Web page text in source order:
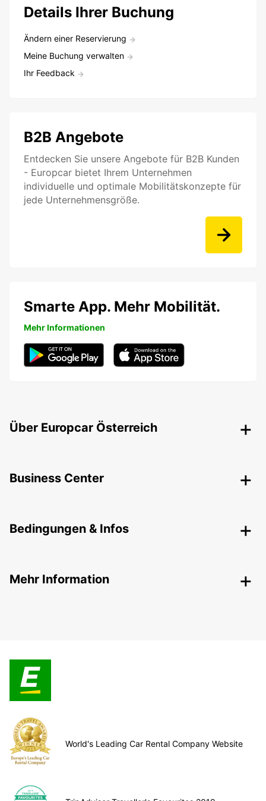
Details Ihrer Buchung
Ändern einer Reservierung
Meine Buchung verwalten
Ihr Feedback
B2B Angebote
Entdecken Sie unsere Angebote für B2B Kunden
- Europcar bietet Ihrem Unternehmen
individuelle und optimale Mobilitätskonzepte für
jede Unternehmensgröße.
Smarte App. Mehr Mobilität.
Mehr Informationen
Über Europcar Österreich
Business Center
Bedingungen & Infos
Mehr Information
World's Leading Car Rental Company Website